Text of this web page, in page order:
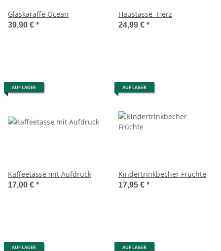
Glaskaraffe Ocean
39,90 € *
Haustasse- Herz
24,99 € *
AUF LAGER
Kaffeetasse mit Aufdruck
17,00 € *
AUF LAGER
Kindertrinkbecher Früchte
17,95 € *
AUF LAGER AUF LAGER